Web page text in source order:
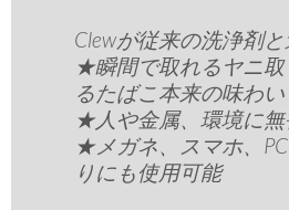
Clewが従来の洗浄剤と
★瞬間で取れるヤニ取
るたばこ本来の味わい
★人や金属、環境に
★メガネ、スマホ、
りにも使用可能